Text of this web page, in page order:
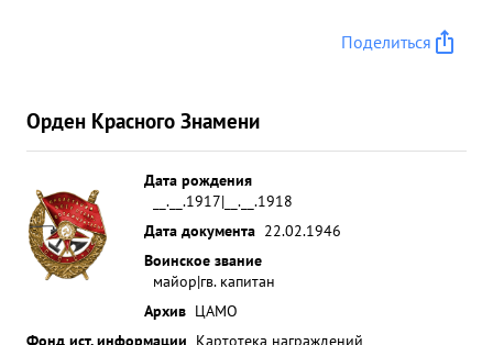
Поделиться
Орден Красного Знамени
Дата рождения
__.__.1917|__.__.1918
Дата документа 22.02.1946
Воинское звание
майор|гв. капитан
Архив ЦАМО
Фонд ист. информации Картотека награждений